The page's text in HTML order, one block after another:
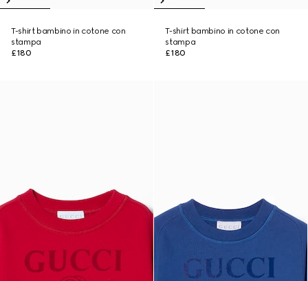
T-shirt bambino in cotone con
stampa
£180
T-shirt bambino in cotone con
stampa
£180